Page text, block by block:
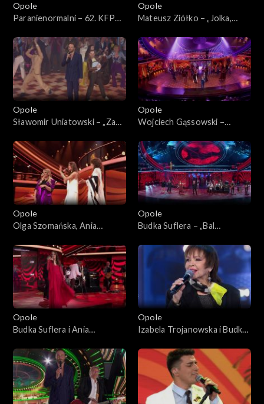
Opole
Paranienormalni – 62. KFPP:
Opole
Mateusz Ziółko – „Jolka,
Koncert „Zróbmy więc
prywatkę”
Opole
Sławomir Uniatowski – „Za
KFPP: Koncert „Zróbmy
więc prywatkę”
Opole
Wojciech Gąssowski –
prywatki”. 62. KFPP: Koncert
„Zróbmy więc prywatkę”
Opole
Olga Szomańska, Ania
Sławek Uniatowski –
„Chałupy welcome to”. 62.
KFPP: Koncert „Zróbmy
więc prywatkę”
Opole
Budka Suflera – „Bal
KFPP: Koncert „Zróbmy
więc prywatkę”
Opole
Budka Suflera i Ania
KFPP: Koncert „Zróbmy
więc prywatkę”
Opole
Izabela Trojanowska i Budka
ile kłamstw”. 62. KFPP:
Koncert „Zróbmy więc
prywatkę”